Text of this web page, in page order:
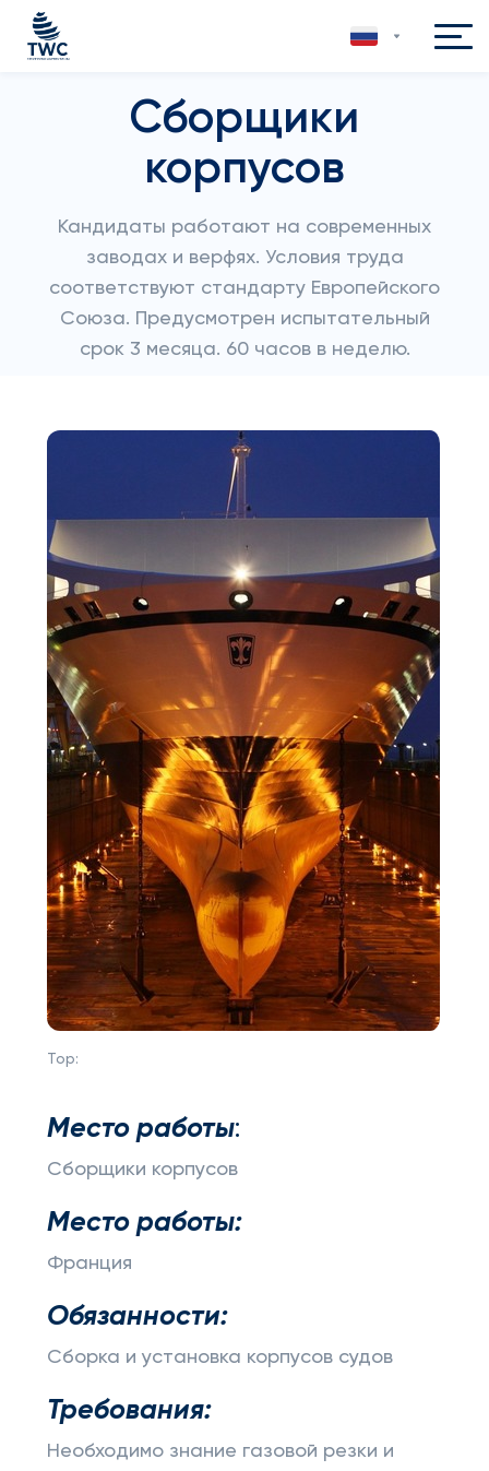
Сборщики
корпусов
Кандидаты работают на современных
заводах и верфях. Условия труда
соответствуют стандарту Европейского
Союза. Предусмотрен испытательный
срок 3 месяца. 60 часов в неделю.
Top:
Место работы:
Сборщики корпусов
Место работы:
Франция
Обязанности:
Сборка и установка корпусов судов
Требования:
Необходимо знание газовой резки и